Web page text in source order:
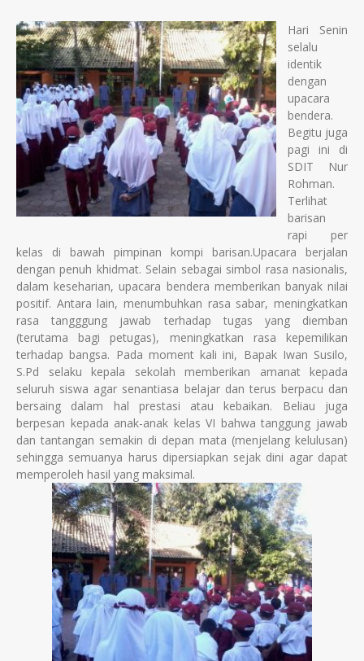
Hari Senin
selalu
identik
dengan
upacara
bendera.
Begitu juga
pagi ini di
SDIT Nur
Rohman.
Terlihat
barisan
rapi per
kelas di bawah pimpinan kompi barisan.Upacara berjalan
dengan penuh khidmat. Selain sebagai simbol rasa nasionalis,
dalam keseharian, upacara bendera memberikan banyak nilai
positif. Antara lain, menumbuhkan rasa sabar, meningkatkan
rasa tangggung jawab terhadap tugas yang diemban
(terutama bagi petugas), meningkatkan rasa kepemilikan
terhadap bangsa. Pada moment kali ini, Bapak Iwan Susilo,
S.Pd selaku kepala sekolah memberikan amanat kepada
seluruh siswa agar senantiasa belajar dan terus berpacu dan
bersaing dalam hal prestasi atau kebaikan. Beliau juga
berpesan kepada anak-anak kelas VI bahwa tanggung jawab
dan tantangan semakin di depan mata (menjelang kelulusan)
sehingga semuanya harus dipersiapkan sejak dini agar dapat
memperoleh hasil yang maksimal.